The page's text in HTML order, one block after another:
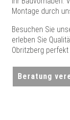
Montage durch
Besuchen Sie
erleben Sie
Obritzberg perfekt
Beratung